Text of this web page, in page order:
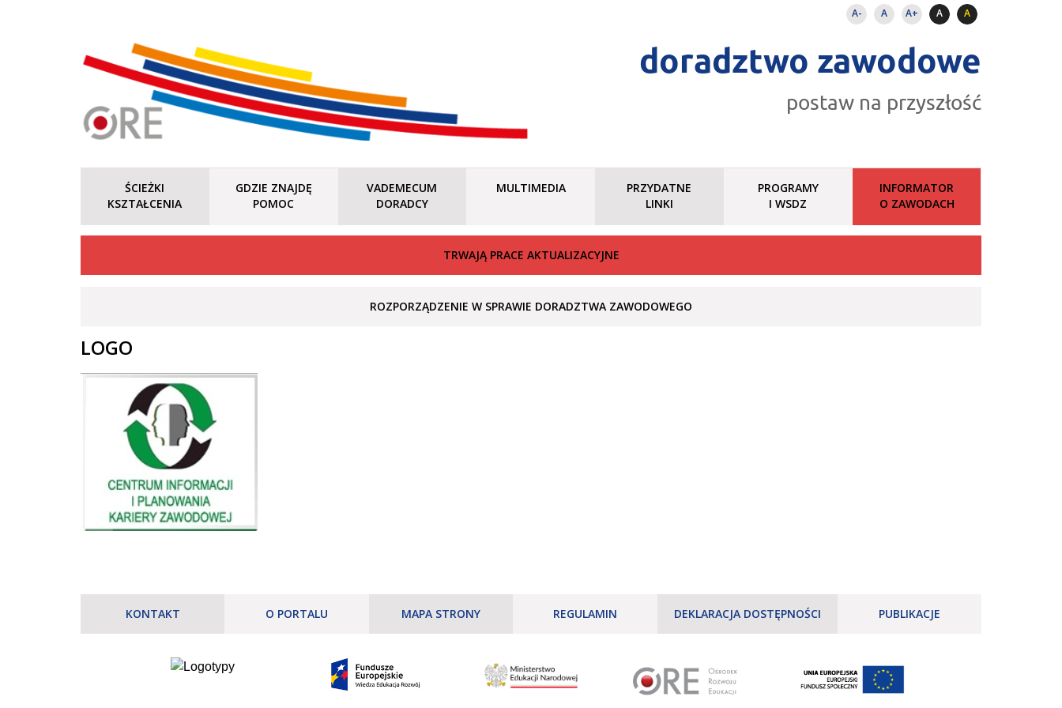
A- A A+ A A
doradztwo zawodowe
postaw na przyszłość
ŚCIEŻKI
KSZTAŁCENIA
GDZIE ZNAJDĘ
POMOC
VADEMECUM
DORADCY
MULTIMEDIA
PRZYDATNE
LINKI
PROGRAMY
I WSDZ
INFORMATOR
O ZAWODACH
TRWAJĄ PRACE AKTUALIZACYJNE
ROZPORZĄDZENIE W SPRAWIE DORADZTWA ZAWODOWEGO
LOGO
KONTAKT O PORTALU MAPA STRONY REGULAMIN DEKLARACJA DOSTĘPNOŚCI PUBLIKACJE